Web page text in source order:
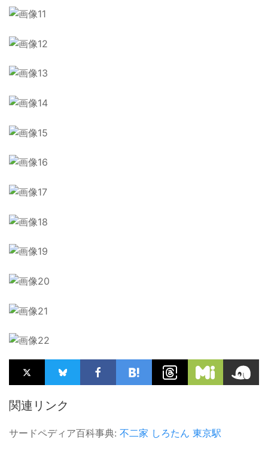
関連リンク
サードペディア百科事典: 不二家 しろたん 東京駅